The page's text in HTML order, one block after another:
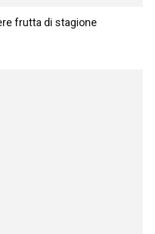
frutta di stagione